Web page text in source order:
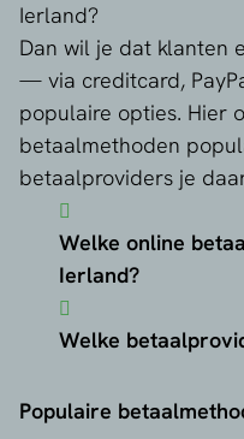
Ierland?
Dan wil je dat klanten
— via creditcard,
populaire opties. Hier
betaalmethoden
betaalproviders je
Welke online
Ierland?
Welke
Populaire